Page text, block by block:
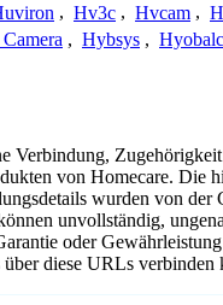
, Hv3c , Hvcam ,
, Hybsys , Hyobalc
Verbindung,
von Homecare. Die
wurden von der
unvollständig,
oder
diese URLs verbinden